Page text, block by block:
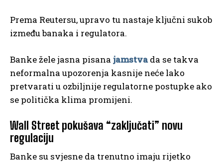
Prema Reutersu, upravo tu nastaje ključni sukob
između banaka i regulatora.
Banke žele jasna pisana jamstvada se takva
neformalna upozorenja kasnije neće lako
pretvarati u ozbiljnije regulatorne postupke ako
se politička klima promijeni.
Wall Street pokušava “zaključati” novu
regulaciju
Banke su svjesne da trenutno imaju rijetko